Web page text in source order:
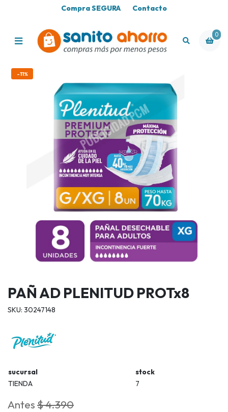
Compra SEGURA Contacto
0
-11%
PAÑ AD PLENITUD PROTx8
SKU: 30247148
sucursal
stock
TIENDA
7
Antes$ 4.390